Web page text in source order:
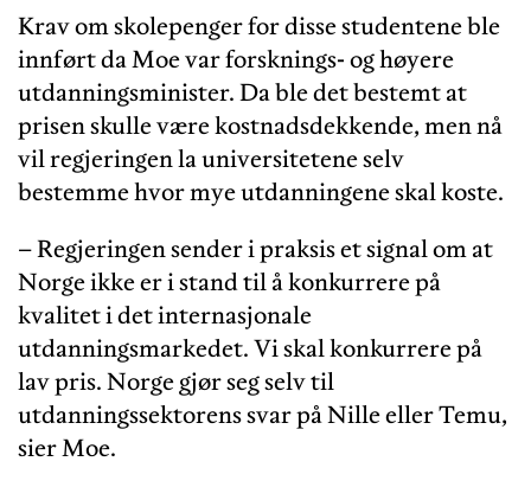
Krav om skolepenger for disse studentene ble
innført da Moe var forsknings- og høyere
utdanningsminister. Da ble det bestemt at
prisen skulle være kostnadsdekkende, men nå
vil regjeringen la universitetene selv
bestemme hvor mye utdanningene skal koste.
– Regjeringen sender i praksis et signal om at
Norge ikke er i stand til å konkurrere på
kvalitet i det internasjonale
utdanningsmarkedet. Vi skal konkurrere på
lav pris. Norge gjør seg selv til
utdanningssektorens svar på Nille eller Temu,
sier Moe.